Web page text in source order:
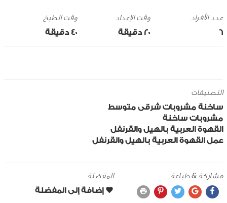
6
وقت الإعداد
20 ‎دقيقة
وقت الطبخ
40 ‎دقيقة
التصنيفات
ساخنة مشروبات شرقى متوسط
مشروبات ساخنة
القهوة العربية بالهيل والقرنفل
عمل القهوة العربية بالهيل والقرنفل
مشاركة & طباعة المفضلة